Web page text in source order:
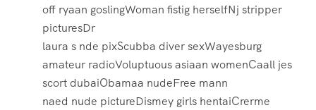
off ryaan goslingWoman fistig herselfNj stripper
picturesDr
laura s nde pixScubba diver sexWayesburg
amateur radioVoluptuous asiaan womenCaall jes
scort dubaiObamaa nudeFree mann
naed nude pictureDismey girls hentaiCrerme